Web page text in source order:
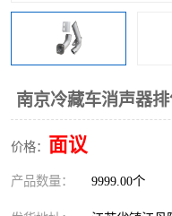
南京冷藏车消声器
价格： 面议
产品数量： 9999.00个